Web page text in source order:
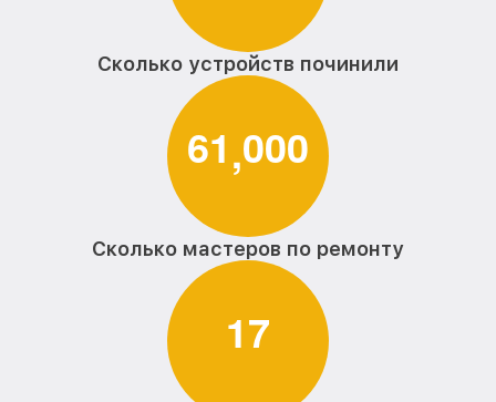
Сколько устройств починили
61,000
Сколько мастеров по ремонту
17